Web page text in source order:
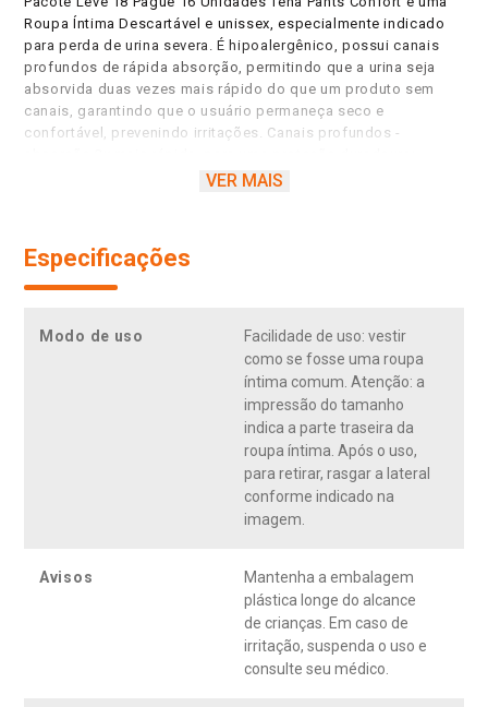
Roupa Íntima Descartável e unissex, especialmente indicado
para perda de urina severa. É hipoalergênico, possui canais
profundos de rápida absorção, permitindo que a urina seja
absorvida duas vezes mais rápido do que um produto sem
canais, garantindo que o usuário permaneça seco e
confortável, prevenindo irritações. Canais profundos -
Tecnologia antivazamento - segurança máxima contra
volta da cintura permitindo um ajuste perfeito ao corpo;
Elásticos duplos nas pernas para um melhor conforto e
calcinha/cueca; Costuras laterais removíveis para retirar o
VER MAIS
Especificações
Modo de uso
Facilidade de uso: vestir
como se fosse uma roupa
íntima comum. Atenção: a
impressão do tamanho
indica a parte traseira da
roupa íntima. Após o uso,
para retirar, rasgar a lateral
conforme indicado na
imagem.
Avisos
Mantenha a embalagem
plástica longe do alcance
de crianças. Em caso de
irritação, suspenda o uso e
consulte seu médico.